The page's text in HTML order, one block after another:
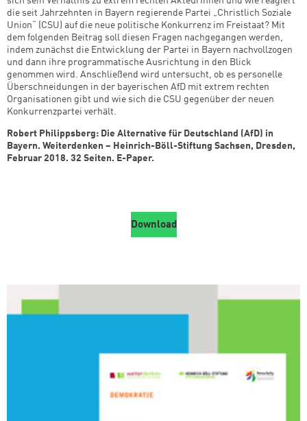
die seit Jahrzehnten in Bayern regierende Partei „Christlich Soziale
Union“ (CSU) auf die neue politische Konkurrenz im Freistaat? Mit
dem folgenden Beitrag soll diesen Fragen nachgegangen werden,
indem zunächst die Entwicklung der Partei in Bayern nachvollzogen
und dann ihre programmatische Ausrichtung in den Blick
genommen wird. Anschließend wird untersucht, ob es personelle
Überschneidungen in der bayerischen AfD mit extrem rechten
Organisationen gibt und wie sich die CSU gegenüber der neuen
Konkurrenzpartei verhält.
Robert Philippsberg: Die Alternative für Deutschland (AfD) in
Bayern. Weiterdenken – Heinrich-Böll-Stiftung Sachsen, Dresden,
Februar 2018. 32 Seiten. E-Paper.
Download